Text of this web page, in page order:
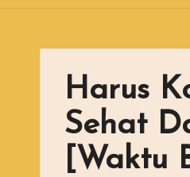
Harus
Sehat
[Waktu